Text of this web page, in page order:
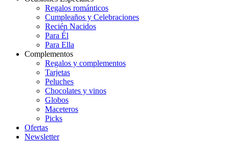
Regalos románticos
Cumpleaños y Celebraciones
Recién Nacidos
Para Él
Para Ella
Complementos
Regalos y complementos
Tarjetas
Peluches
Chocolates y vinos
Globos
Maceteros
Picks
Ofertas
Newsletter